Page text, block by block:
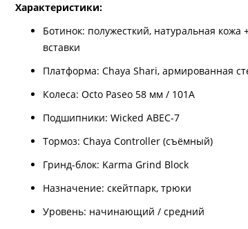
Характеристики:
Ботинок: полужесткий, натуральная кожа
вставки
Платформа: Chaya Shari, армированная
Колеса: Octo Paseo 58 мм / 101A
Подшипники: Wicked ABEC-7
Тормоз: Chaya Controller (съёмный)
Гринд-блок: Karma Grind Block
Назначение: скейтпарк, трюки
Уровень: начинающий / средний